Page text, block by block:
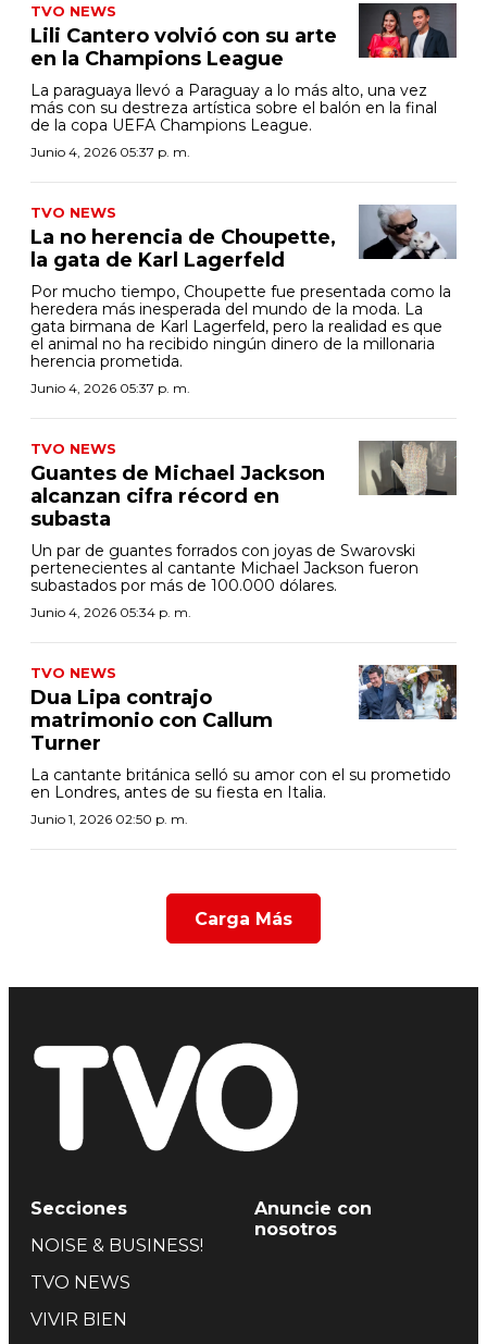
TVO NEWS
Lili Cantero volvió con su arte
en la Champions League
La paraguaya llevó a Paraguay a lo más alto, una vez
más con su destreza artística sobre el balón en la final
de la copa UEFA Champions League.
Junio 4, 2026 05:37 p. m.
TVO NEWS
La no herencia de Choupette,
la gata de Karl Lagerfeld
Por mucho tiempo, Choupette fue presentada como la
heredera más inesperada del mundo de la moda. La
gata birmana de Karl Lagerfeld, pero la realidad es que
el animal no ha recibido ningún dinero de la millonaria
herencia prometida.
Junio 4, 2026 05:37 p. m.
TVO NEWS
Guantes de Michael Jackson
alcanzan cifra récord en
subasta
Un par de guantes forrados con joyas de Swarovski
pertenecientes al cantante Michael Jackson fueron
subastados por más de 100.000 dólares.
Junio 4, 2026 05:34 p. m.
TVO NEWS
Dua Lipa contrajo
matrimonio con Callum
Turner
La cantante británica selló su amor con el su prometido
en Londres, antes de su fiesta en Italia.
Junio 1, 2026 02:50 p. m.
Carga Más
Secciones
NOISE & BUSINESS!
TVO NEWS
VIVIR BIEN
Anuncie con
nosotros